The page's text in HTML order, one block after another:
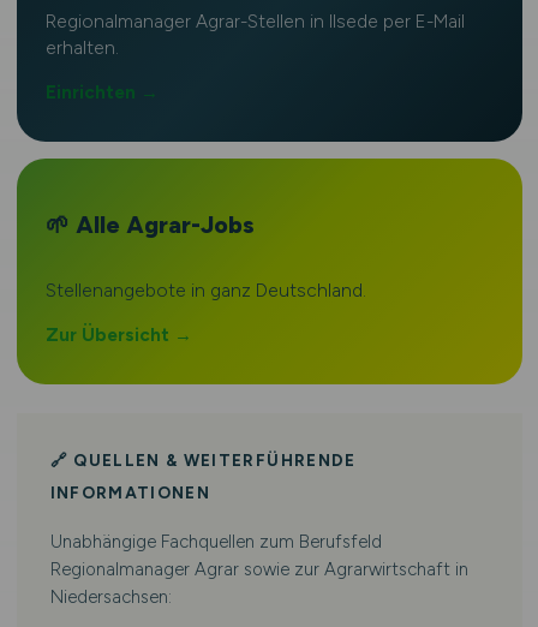
Regionalmanager Agrar-Stellen in Ilsede per E-Mail
erhalten.
Einrichten →
🌱 Alle Agrar-Jobs
Stellenangebote in ganz Deutschland.
Zur Übersicht →
🔗 QUELLEN & WEITERFÜHRENDE
INFORMATIONEN
Unabhängige Fachquellen zum Berufsfeld
Regionalmanager Agrar sowie zur Agrarwirtschaft in
Niedersachsen: